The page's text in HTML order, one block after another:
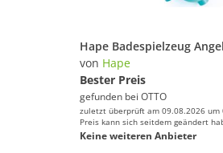
von Hape
Bester Preis
gefunden bei OTTO
zuletzt überprüft am 09.08.2026 um
Preis kann sich seitdem geändert
Keine weiteren Anbieter